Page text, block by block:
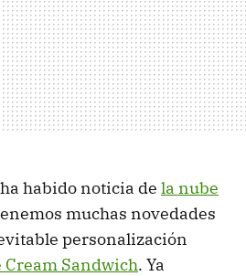
habido noticia de la nube
muchas novedades
personalización
Cream Sandwich. Ya